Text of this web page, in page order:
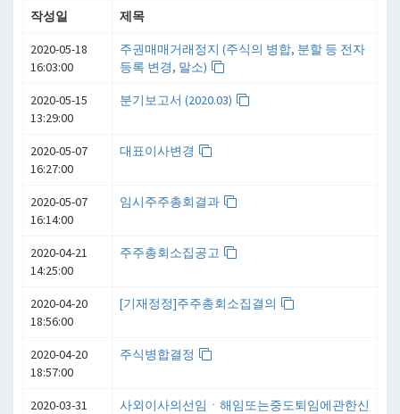
작성일 제목
2020-05-18
16:03:00
주권매매거래정지 (주식의 병합, 분할 등 전자
등록 변경, 말소)
2020-05-15
13:29:00
분기보고서 (2020.03)
2020-05-07
16:27:00
대표이사변경
2020-05-07
16:14:00
임시주주총회결과
2020-04-21
14:25:00
주주총회소집공고
2020-04-20
18:56:00
[기재정정]주주총회소집결의
2020-04-20
18:57:00
주식병합결정
2020-03-31
사외이사의선임ㆍ해임또는중도퇴임에관한신